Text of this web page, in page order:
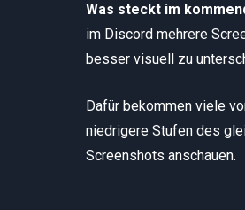
Was steckt im
im Discord mehrere
besser visuell zu
Dafür bekommen viele
niedrigere Stufen des
Screenshots anschauen.